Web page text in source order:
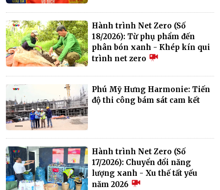
Hành trình Net Zero (Số
18/2026): Từ phụ phẩm đến
phân bón xanh - Khép kín qui
trình net zero
Phú Mỹ Hưng Harmonie: Tiến
độ thi công bám sát cam kết
Hành trình Net Zero (Số
17/2026): Chuyển đổi năng
lượng xanh - Xu thế tất yếu
năm 2026